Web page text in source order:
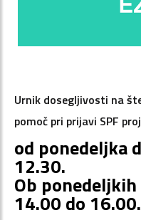
Urnik dosegljivosti na
pomoč pri prijavi SPF
od ponedeljka
12.30.
Ob
14.00 do 16.00.